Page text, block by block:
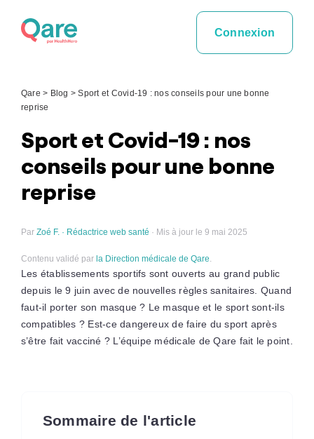
Connexion
Qare > Blog >Sport et Covid-19 : nos conseils pour une bonne
reprise
Sport et Covid-19 : nos
conseils pour une bonne
reprise
Par Zoé F. · Rédactrice web santé · Mis à jour le 9 mai 2025
Contenu validé par la Direction médicale de Qare.
Les établissements sportifs sont ouverts au grand public
depuis le 9 juin avec de nouvelles règles sanitaires. Quand
faut-il porter son masque ? Le masque et le sport sont-ils
compatibles ? Est-ce dangereux de faire du sport après
s’être fait vacciné ? L’équipe médicale de Qare fait le point.
Sommaire de l'article